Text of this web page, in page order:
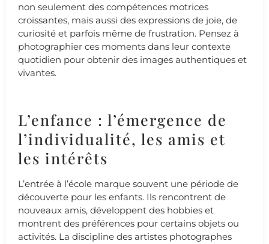
non seulement des compétences motrices
croissantes, mais aussi des expressions de joie, de
curiosité et parfois même de frustration. Pensez à
photographier ces moments dans leur contexte
quotidien pour obtenir des images authentiques et
vivantes.
L’enfance : l’émergence de
l’individualité, les amis et
les intérêts
L’entrée à l’école marque souvent une période de
découverte pour les enfants. Ils rencontrent de
nouveaux amis, développent des hobbies et
montrent des préférences pour certains objets ou
activités. La discipline des artistes photographes